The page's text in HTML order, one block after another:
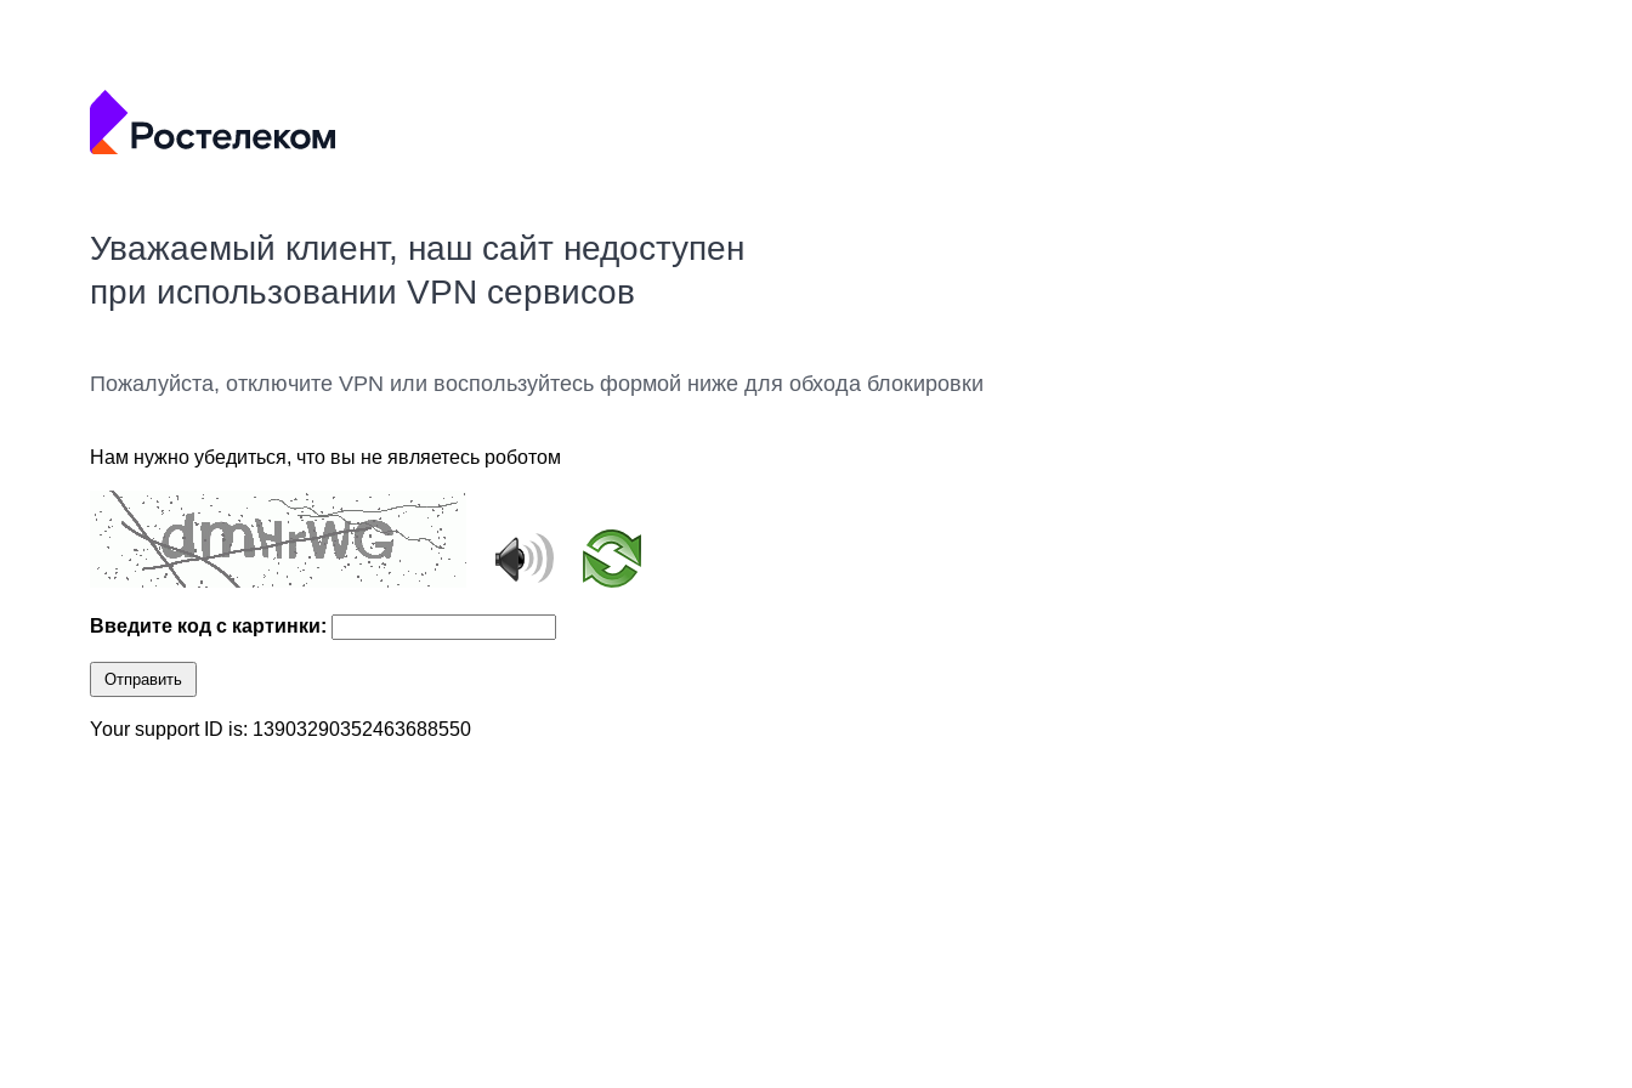
Уважаемый клиент, наш сайт недоступен
при использовании VPN сервисов
Пожалуйста, отключите VPN или воспользуйтесь формой ниже для обхода блокировки
Нам нужно убедиться, что вы не являетесь роботом
Введите код с картинки:
Отправить
Your support ID is: 13903290352463688550